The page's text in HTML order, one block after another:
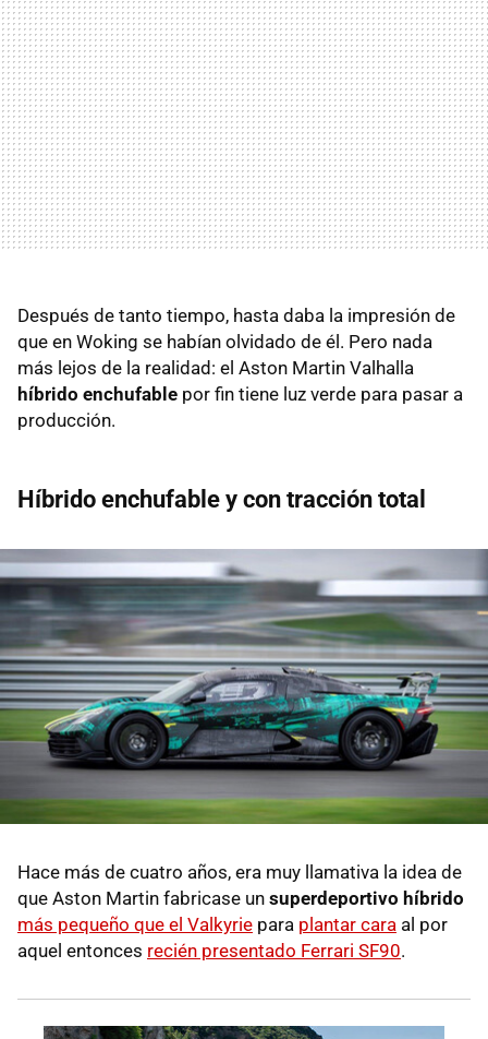
Después de tanto tiempo, hasta daba la impresión de
que en Woking se habían olvidado de él. Pero nada
más lejos de la realidad: el Aston Martin Valhalla
híbrido enchufable por fin tiene luz verde para pasar a
producción.
Híbrido enchufable y con tracción total
Hace más de cuatro años, era muy llamativa la idea de
que Aston Martin fabricase un superdeportivo híbrido
más pequeño que el Valkyrie para plantar cara al por
aquel entonces recién presentado Ferrari SF90.